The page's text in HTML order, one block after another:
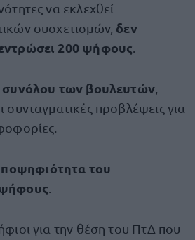
να εκλεχθεί
συσχετισμών, δεν
200 ψήφους
των βουλευτών
προβλέψεις για
του
για την θέση του ΠτΔ που